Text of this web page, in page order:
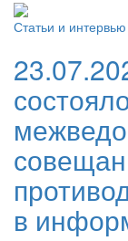
Статьи и интервью
в